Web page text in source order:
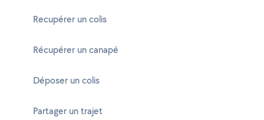
Recupérer un colis
Récupérer un canapé
Déposer un colis
Partager un trajet